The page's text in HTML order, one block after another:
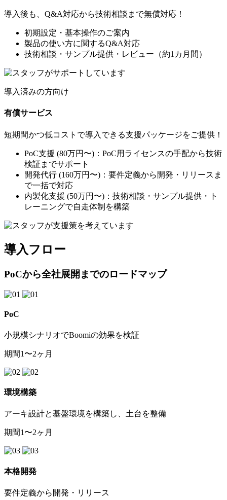
導入後も、Q&A対応から技術相談まで無償対応！
初期設定・基本操作のご案内
製品の使い方に関するQ&A対応
技術相談・サンプル提供・レビュー（約1カ月間）
導入済みの方向け
有償サービス
短期間かつ低コストで導入できる支援パッケージをご提供！
PoC支援 (80万円〜)：PoC用ライセンスの手配から技術
検証までサポート
開発代行 (160万円〜)：要件定義から開発・リリースま
で一括で対応
内製化支援 (50万円〜)：技術相談・サンプル提供・ト
レーニングで自走体制を構築
導入フロー
PoCから全社展開までのロードマップ
PoC
小規模シナリオでBoomiの効果を検証
期間1〜2ヶ月
環境構築
アーキ設計と基盤環境を構築し、土台を整備
期間1〜2ヶ月
本格開発
要件定義から開発・リリース